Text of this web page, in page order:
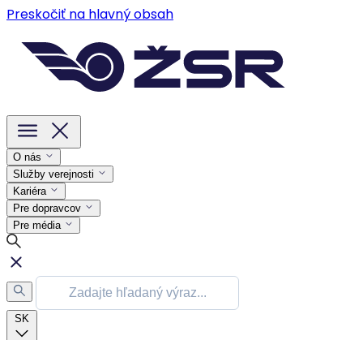
Preskočiť na hlavný obsah
O nás
Služby verejnosti
Kariéra
Pre dopravcov
Pre média
SK